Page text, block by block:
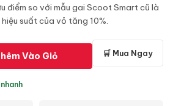
điểm so với mẫu gai Scoot Smart cũ là
suất của vỏ tăng 10%.
Vào Giỏ 🛒 Mua Ngay